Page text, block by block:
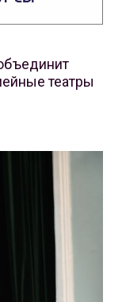
театры